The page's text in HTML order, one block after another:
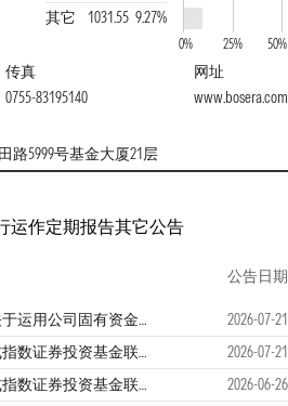
其它
1031.55 9.27%
0% 25% 50%
传真
0755-83195140
网址
www.bosera.com
路5999号基金大厦21层
运作定期报告其它公告
公告日期
博时基金管理有限公司关于运用公司固有资金投资旗下权益类公募基金的公告
2026-07-21
博时创业板交易型开放式指数证券投资基金联接基金2026年第2季度报告
2026-07-21
博时创业板交易型开放式指数证券投资基金联接基金（博时创业板ETF联接Y）基金产品资料概要更新
2026-06-26